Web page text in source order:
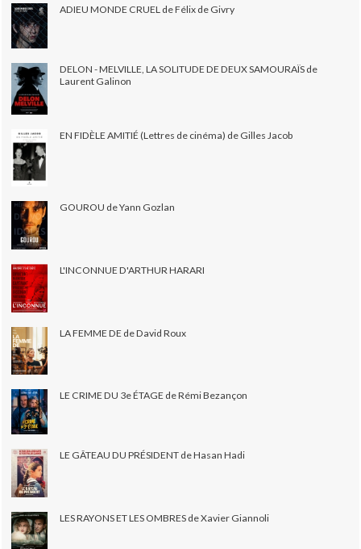
ADIEU MONDE CRUEL de Félix de Givry
DELON - MELVILLE, LA SOLITUDE DE DEUX SAMOURAÏS de
Laurent Galinon
EN FIDÈLE AMITIÉ (Lettres de cinéma) de Gilles Jacob
GOUROU de Yann Gozlan
L'INCONNUE D'ARTHUR HARARI
LA FEMME DE de David Roux
LE CRIME DU 3e ÉTAGE de Rémi Bezançon
LE GÂTEAU DU PRÉSIDENT de Hasan Hadi
LES RAYONS ET LES OMBRES de Xavier Giannoli